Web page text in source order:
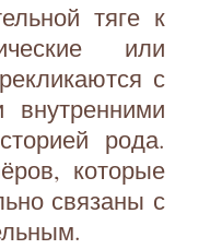
тяге к
или
с
рода.
которые
связаны с